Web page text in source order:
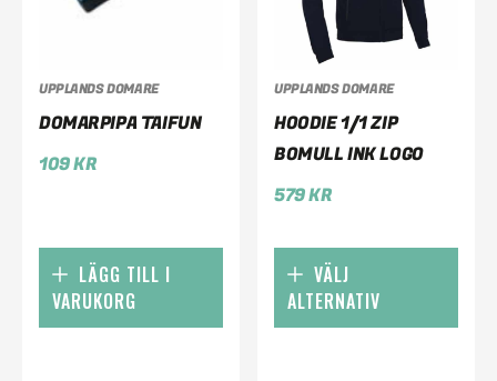
UPPLANDS DOMARE
DOMARPIPA TAIFUN
109KR
LÄGG TILL I
VARUKORG
UPPLANDS DOMARE
HOODIE 1/1 ZIP
BOMULL INK LOGO
579KR
VÄLJ
ALTERNATIV